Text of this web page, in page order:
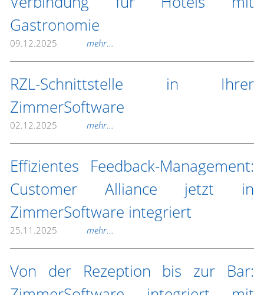
Gastronomie
09.12.2025 mehr...
RZL-Schnittstelle in Ihrer
ZimmerSoftware
02.12.2025 mehr...
Effizientes Feedback-Management:
Customer Alliance jetzt in
ZimmerSoftware integriert
25.11.2025 mehr...
Von der Rezeption bis zur Bar: